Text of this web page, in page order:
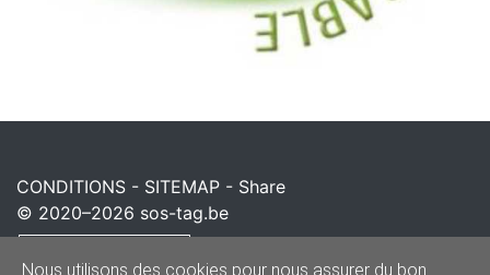
CONDITIONS - SITEMAP - Share
© 2020–2026 sos-tag.be
Powered by
Nous utilisons des cookies pour nous assurer du bon